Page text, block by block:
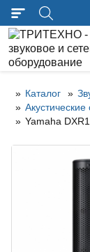
Каталог
Yamaha